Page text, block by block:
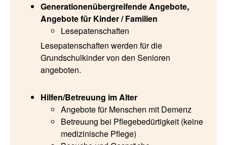
Generationenübergreifende Angebote,
Angebote für Kinder / Familien
Lesepatenschaften
Lesepatenschaften werden für die
Grundschulkinder von den Senioren
angeboten.
Hilfen/Betreuung im Alter
Angebote für Menschen mit Demenz
Betreuung bei Pflegebedürtigkeit (keine
medizinische Pflege)